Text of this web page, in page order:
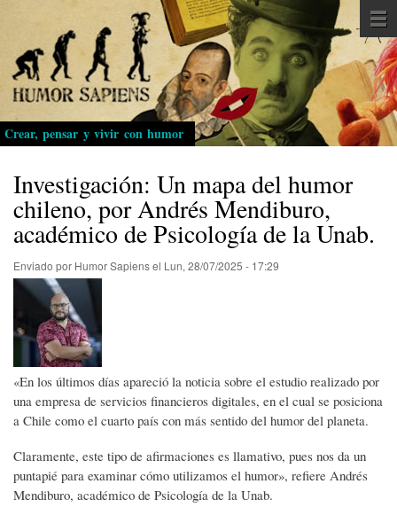
Pasar
al
contenido
principal
Crear, pensar y vivir con humor
Investigación: Un mapa del humor
chileno, por Andrés Mendiburo,
académico de Psicología de la Unab.
Enviado por Humor Sapiensel Lun, 28/07/2025 - 17:29
«En los últimos días apareció la noticia sobre el estudio realizado por
una empresa de servicios financieros digitales, en el cual se posiciona
a Chile como el cuarto país con más sentido del humor del planeta.
Claramente, este tipo de afirmaciones es llamativo, pues nos da un
puntapié para examinar cómo utilizamos el humor», refiere Andrés
Mendiburo, académico de Psicología de la Unab.